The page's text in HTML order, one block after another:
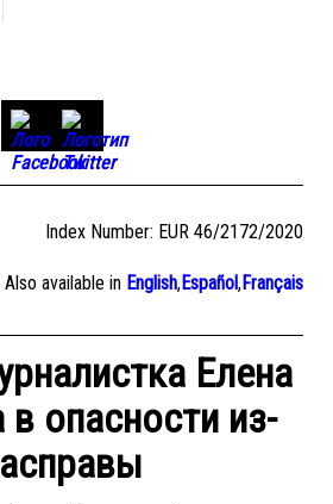
Index Number: EUR 46/2172/2020
Also available in English,Español,Français
Елена
опасности из-